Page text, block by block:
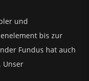
und
bis zur
Fundus hat auch
Unser